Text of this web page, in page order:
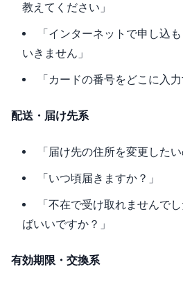
教えてください」
「インターネットで申し込
いきません」
「カードの番号をどこに入
配送・届け先系
「届け先の住所を変更したい
「いつ頃届きますか？」
「不在で受け取れませんで
ばいいですか？」
有効期限・交換系